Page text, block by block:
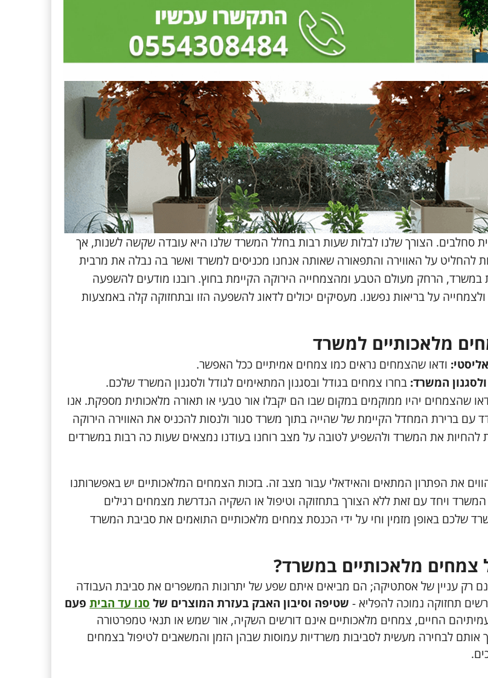
סחלבים. הצורך שלנו לבלות שעות רבות בחלל המשרד שלנו היא עובדה שקשה לשנות, אך
להחליט על האווירה והתפאורה שאותה אנחנו מכניסים למשרד ואשר בה נבלה את מרבית
במשרד, הרחק מעולם הטבע ומהצמחייה הירוקה הקיימת בחוץ. רובנו מודעים להשפעה
ולצמחייה על בריאות נפשנו. מעסיקים יכולים לדאוג להשפעה הזו ובתחזוקה קלה באמצעות
מלאכותיים למשרד
ודאו שהצמחים נראים כמו צמחים אמיתיים ככל האפשר.
המשרד: בחרו צמחים בגודל ובסגנון המתאימים לגודל ולסגנון המשרד שלכם.
שהצמחים יהיו ממוקמים במקום שבו הם יקבלו אור טבעי או תאורה מלאכותית מספקת. אנו
עם ברירת המחדל הקיימת של שהייה בתוך משרד סגור ולנסות להכניס את האווירה הירוקה
את המשרד ולהשפיע לטובה על מצב רוחנו בעודנו נמצאים שעות כה רבות במשרדים
את הפתרון המתאים והאידאלי עבור מצב זה. בזכות הצמחים המלאכותיים יש באפשרותנו
המשרד ויחד עם זאת ללא הצורך בתחזוקה וטיפול או השקיה הנדרשת מצמחים רגילים
שלכם באופן מזמין וחי על ידי הכנסת צמחים מלאכותיים התואמים את סביבת המשרד
צמחים מלאכותיים במשרד?
רק עניין של אסתטיקה; הם מביאים איתם שפע של יתרונות המשפרים את סביבת העבודה
תחזוקה נמוכה להפליא - שטיפה וסיבון האבק בעזרת המוצרים של סנו עד הביתפעם
החיים, צמחים מלאכותיים אינם דורשים השקיה, אור שמש או תנאי טמפרטורה
אותם לבחירה מעשית לסביבות משרדיות עמוסות שבהן הזמן והמשאבים לטיפול בצמחים